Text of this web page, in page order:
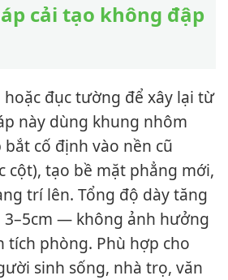
cải tạo không đập
hoặc đục tường để xây lại từ
này dùng khung nhôm
cố định vào nền cũ
cột), tạo bề mặt phẳng mới,
trí lên. Tổng độ dày tăng
— không ảnh hưởng
tích phòng. Phù hợp cho
sinh sống, nhà trọ, văn